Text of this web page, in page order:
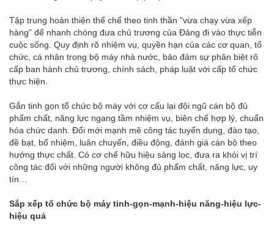
Tập trung hoàn thiện thể chế theo tinh thần "vừa chạy vừa xếp
hàng” để nhanh chóng đưa chủ trương của Đảng đi vào thực tiễn
cuộc sống. Quy định rõ nhiệm vụ, quyền hạn của các cơ quan, tổ
chức, cá nhân trong bộ máy nhà nước, bảo đảm sự phân biệt rõ
cấp ban hành chủ trương, chính sách, pháp luật với cấp tổ chức
thực hiện.
Gắn tinh gọn tổ chức bộ máy với cơ cấu lại đội ngũ cán bộ đủ
phẩm chất, năng lực ngang tầm nhiệm vụ, biên chế hợp lý, chuẩn
hóa chức danh. Đổi mới mạnh mẽ công tác tuyển dụng, đào tạo,
đề bạt, bổ nhiệm, luân chuyển, điều động, đánh giá cán bộ theo
hướng thực chất. Có cơ chế hữu hiệu sàng lọc, đưa ra khỏi vị trí
công tác đối với những người không đủ phẩm chất, năng lực, uy
tín…
Sắp xếp tổ chức bộ máy tinh-gọn-mạnh-hiệu năng-hiệu lực-
hiệu quả